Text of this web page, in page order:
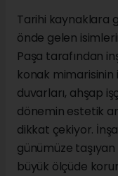
Tarihi kaynaklara
önde gelen
Paşa tarafından
konak mimarisinin
duvarları, ahşap
dönemin estetik
dikkat çekiyor.
günümüze
büyük ölçüde